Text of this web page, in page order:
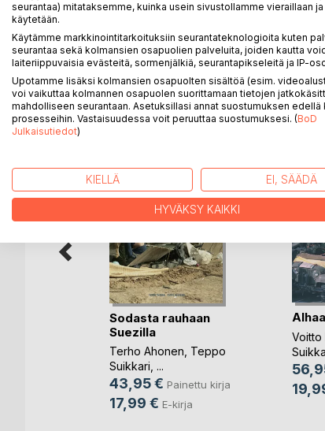
rauhanturvaamisen ja kriisinhallinnan
LISÄÄ KIRJOJA Bo
Sodasta rauhaan
Suezilla
Terho Ahonen Teppo
Suikkari , ...
43,95 € Painettu kirja
17,99 € E-kirja
Voitto
seurantaa) mitataksemme, kuinka usein sivustollamme vieraillaan
käytetään.
Käytämme markkinointitarkoituksiin seurantateknologioita kuten
seurantaa sekä kolmansien osapuolien palveluita, joiden kautta
laiteriippuvaisia evästeitä, sormenjälkiä, seurantapikseleitä ja IP-
Upotamme lisäksi kolmansien osapuolten sisältöä (esim.
voi vaikuttaa kolmannen osapuolen suorittamaan tietojen
mahdolliseen seurantaan. Asetuksillasi annat suostumuksen edellä
prosesseihin. Vastaisuudessa voit peruuttaa suostumuksesi. (BoD
Julkaisutiedot)
KIELLÄ EI, SÄÄDÄ
HYVÄKSY KAIKKI